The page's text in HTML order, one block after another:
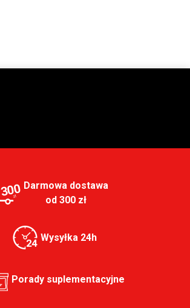
300 Darmowa dostawa
od 300 zł
Wysyłka 24h
Porady suplementacyjne